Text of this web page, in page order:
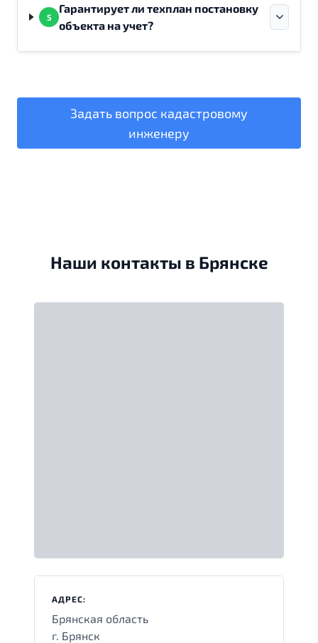
5
Гарантирует ли техплан постановку
объекта на учет?
Задать вопрос кадастровому
инженеру
Наши контакты в Брянске
АДРЕС:
Брянская область
г. Брянск